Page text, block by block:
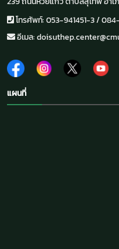
โทรศัพท์: 053-941451-3 /
อีเมล:
แผนที่